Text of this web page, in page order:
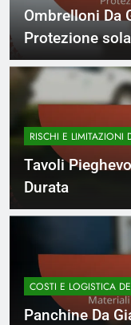
Ombrelloni Da
Protezione
RISCHI E LIMITAZIONI
Tavoli
Durata
COSTI E LOGISTICA
Panchine Da